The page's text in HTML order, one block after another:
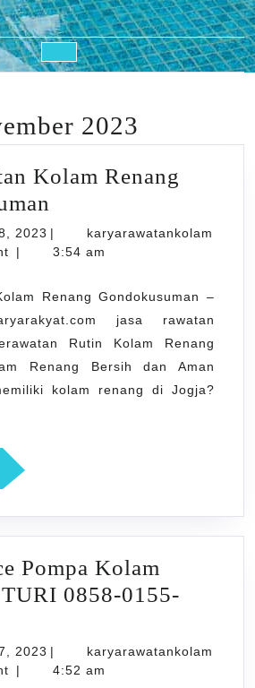
Open
2023
Kolam Renang
Rawatan
Kolam
Gondokusuman
2023 November
28,
|
karyarawatankolam
| 3:54 am
Renang Gondokusuman –
jasa rawatan
Rutin Kolam Renang
Renang Bersih dan Aman
kolam renang di Jogja?
Pompa Kolam
0858-0155-
2023 November
27,
|
karyarawatankolam
| 4:52 am